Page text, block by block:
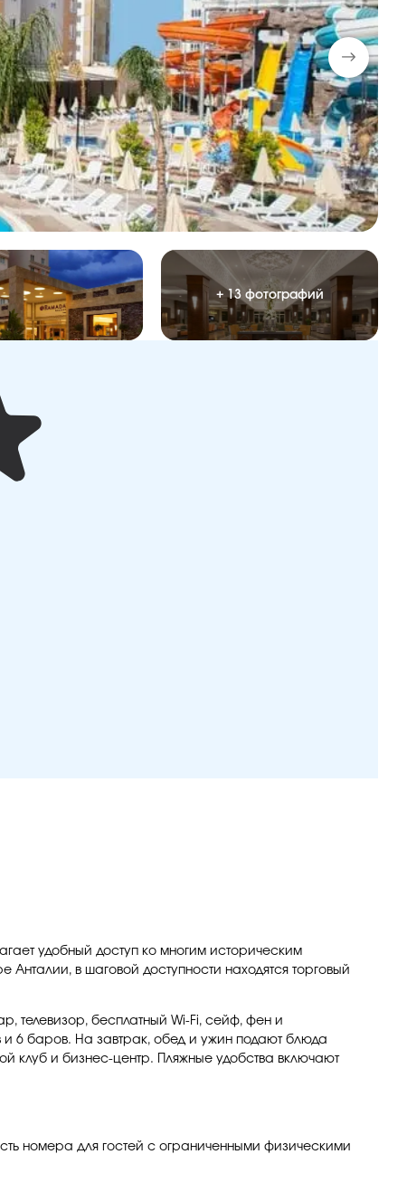
+ 13 фотографий
удобный доступ ко многим историческим
в шаговой доступности находятся торговый
телевизор, бесплатный Wi-Fi, сейф, фен и
и 6 баров. На завтрак, обед и ужин подают блюда
клуб и бизнес-центр. Пляжные удобства включают
номера для гостей с ограниченными физическими